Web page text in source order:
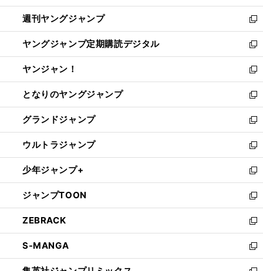
開
く
ウ
で
開
く
ン
ド
ウ
で
開
く
ウ
ィ
ン
ド
ウ
で
開
く
週刊ヤングジャンプ
新
し
い
ウ
ィ
ン
ド
ウ
で
開
く
ヤングジャンプ定期購読デジタル
新
し
い
ウ
ィ
ン
ド
ウ
で
開
く
ヤンジャン！
新
し
い
ウ
ィ
ン
ド
ウ
で
開
く
となりのヤングジャンプ
新
し
い
ウ
ィ
ン
ド
ウ
で
開
く
グランドジャンプ
新
し
い
ウ
ィ
ン
ド
ウ
で
開
く
ウルトラジャンプ
新
し
い
ウ
ィ
ン
ド
ウ
で
開
少年ジャンプ+
新
し
い
ウ
ィ
ン
ド
ウ
ジャンプTOON
新
し
い
ウ
ィ
ン
ZEBRACK
新
し
い
ウ
S-MANGA
新
し